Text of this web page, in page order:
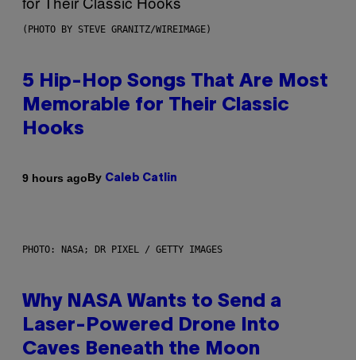
(PHOTO BY STEVE GRANITZ/WIREIMAGE)
5 Hip-Hop Songs That Are Most
Memorable for Their Classic
Hooks
9 hours agoBy Caleb Catlin
PHOTO: NASA; DR PIXEL / GETTY IMAGES
Why NASA Wants to Send a
Laser-Powered Drone Into
Caves Beneath the Moon